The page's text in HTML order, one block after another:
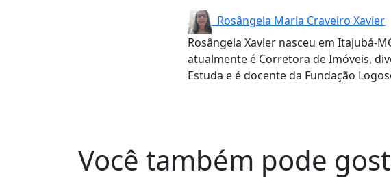
Rosângela Maria Craveiro Xavier
Rosângela Xavier nasceu em Itajubá-
atualmente é Corretora de Imóveis,
Estuda e é docente da Fundação
Você também pode